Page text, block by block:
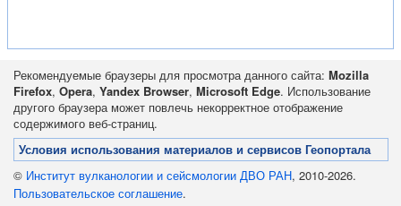
Рекомендуемые браузеры для просмотра данного сайта: Mozilla
Firefox, Opera, Yandex Browser, Microsoft Edge. Использование
другого браузера может повлечь некорректное отображение
содержимого веб-страниц.
Условия использования материалов и сервисов Геопортала
© Институт вулканологии и сейсмологии ДВО РАН, 2010-2026.
Пользовательское соглашение.